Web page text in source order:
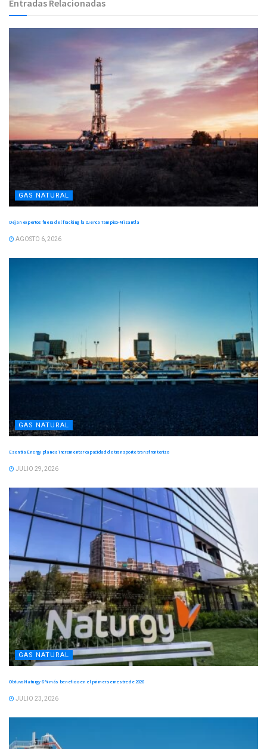
Entradas Relacionadas
GAS NATURAL
Dejan expertos fuera del fracking la cuenca Tampico-Misantla
AGOSTO 6, 2026
GAS NATURAL
Esentia Energy planea incrementar capacidad de transporte transfronterizo
JULIO 29, 2026
GAS NATURAL
Obtuvo Naturgy 6 % más beneficio en el primer semestre de 2026
JULIO 23, 2026